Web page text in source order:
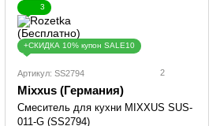
3
+СКИДКА 10% купон SALE10
Артикул: SS2794 2
Mixxus (Германия)
Смеситель для кухни MIXXUS SUS-
011-G (SS2794)